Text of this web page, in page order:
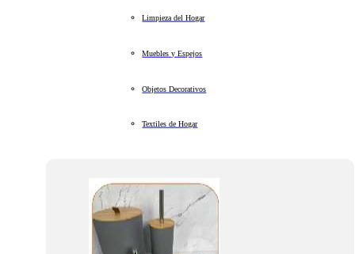
Limpieza del Hogar
Muebles y Espejos
Objetos Decorativos
Textiles de Hogar